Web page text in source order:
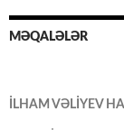
MƏQALƏLƏR
İLHAM VƏLİYEV